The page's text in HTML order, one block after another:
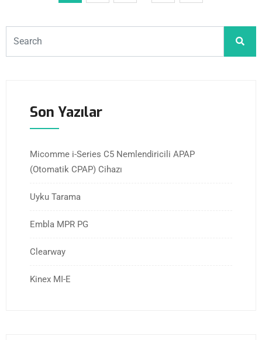
Son Yazılar
Micomme i-Series C5 Nemlendiricili APAP
(Otomatik CPAP) Cihazı
Uyku Tarama
Embla MPR PG
Clearway
Kinex MI-E